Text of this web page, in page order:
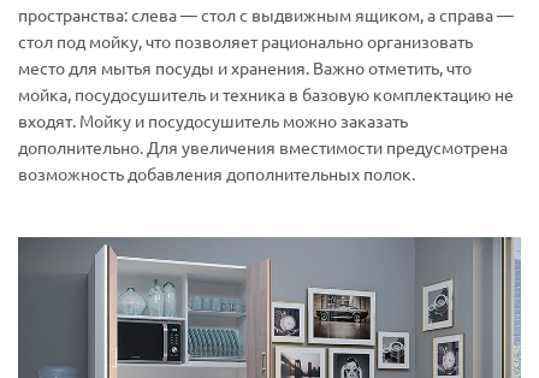
пространства: слева — стол с выдвижным ящиком, а справа —
стол под мойку, что позволяет рационально организовать
место для мытья посуды и хранения. Важно отметить, что
мойка, посудосушитель и техника в базовую комплектацию не
входят. Мойку и посудосушитель можно заказать
дополнительно. Для увеличения вместимости предусмотрена
возможность добавления дополнительных полок.